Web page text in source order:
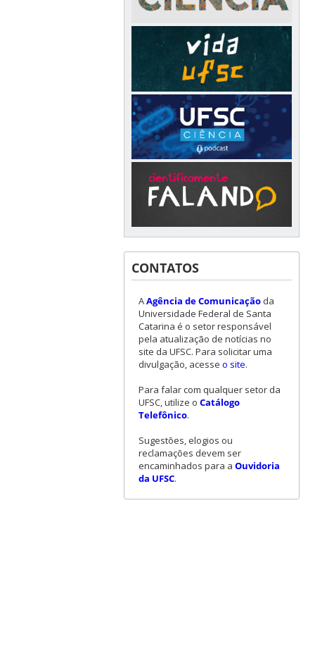
CONTATOS
AAgência de Comunicaçãoda
Universidade Federal de Santa
Catarina é o setor responsável
pela atualização de notícias no
site da UFSC. Para solicitar uma
divulgação, acesse o site.
Para falar com qualquer setor da
UFSC, utilize o Catálogo
Telefônico.
Sugestões, elogios ou
reclamações devem ser
encaminhados para a Ouvidoria
da UFSC.